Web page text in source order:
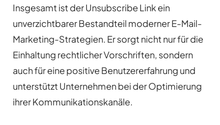
Insgesamt ist der Unsubscribe Link ein
unverzichtbarer Bestandteil moderner E-Mail-
Marketing-Strategien. Er sorgt nicht nur für die
Einhaltung rechtlicher Vorschriften, sondern
auch für eine positive Benutzererfahrung und
unterstützt Unternehmen bei der Optimierung
ihrer Kommunikationskanäle.